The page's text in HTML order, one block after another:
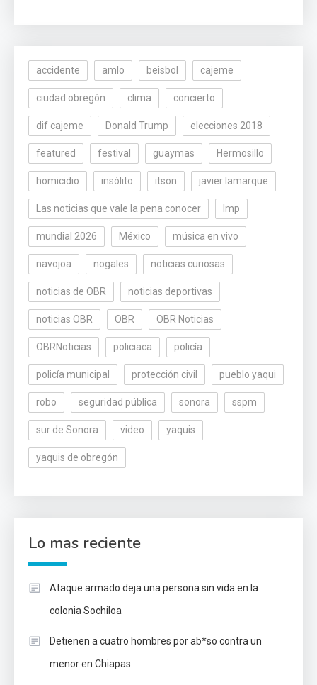
accidente amlo beisbol cajeme
ciudad obregón clima concierto
dif cajeme Donald Trump elecciones 2018
featured festival guaymas Hermosillo
homicidio insólito itson javier lamarque
Las noticias que vale la pena conocer lmp
mundial 2026 México música en vivo
navojoa nogales noticias curiosas
noticias de OBR noticias deportivas
noticias OBR OBR OBR Noticias
OBRNoticias policiaca policía
policía municipal protección civil pueblo yaqui
robo seguridad pública sonora sspm
sur de Sonora video yaquis
yaquis de obregón
Lo mas reciente
Ataque armado deja una persona sin vida en la
colonia Sochiloa
Detienen a cuatro hombres por ab*so contra un
menor en Chiapas